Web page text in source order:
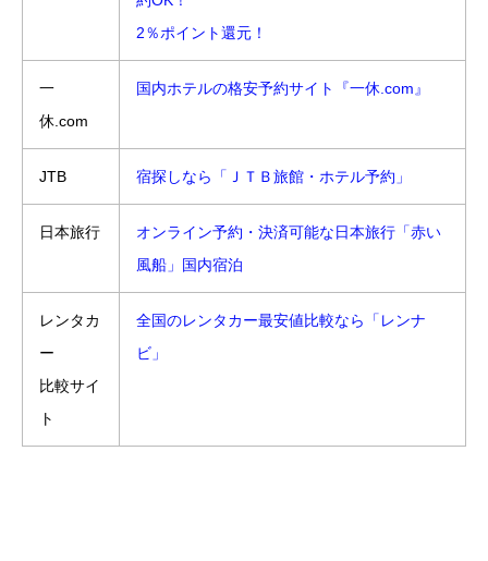
2％ポイント還元！
一
休.com
国内ホテルの格安予約サイト『一休.com』
JTB 宿探しなら「ＪＴＢ旅館・ホテル予約」
日本旅行
オンライン予約・決済可能な日本旅行「赤い
風船」国内宿泊
レンタカ
ー
比較サイ
ト
全国のレンタカー最安値比較なら「レンナ
ビ」